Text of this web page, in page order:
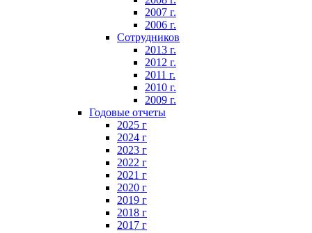
2007 г.
2006 г.
Сотрудников
2013 г.
2012 г.
2011 г.
2010 г.
2009 г.
Годовые отчеты
2025 г
2024 г
2023 г
2022 г
2021 г
2020 г
2019 г
2018 г
2017 г